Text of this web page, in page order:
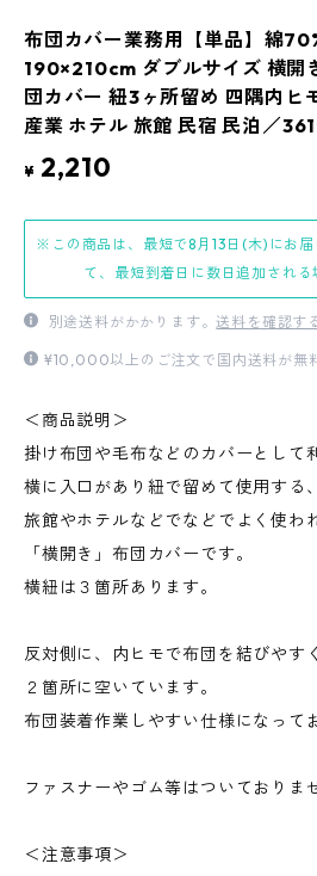
布団カバー業務用【単品】綿
190×210cm ダブルサイズ 横開
団カバー 紐3ヶ所留め 四隅内ヒ
産業 ホテル 旅館 民宿 民泊／
¥ 2,210
※この商品は、最短で8月13日(木)にお
て、最短到着日に数日追加される
別途送料がかかります。送料を確認する
¥10,000以上のご注文で国内送料が無
＜商品説明＞
掛け布団や毛布などのカバーとして
横に入口があり紐で留めて使用する、
旅館やホテルなどでなどでよく使わ
「横開き」布団カバーです。
横紐は３箇所あります。
反対側に、内ヒモで布団を結びやす
２箇所に空いています。
布団装着作業しやすい仕様になって
ファスナーやゴム等はついておりま
＜注意事項＞